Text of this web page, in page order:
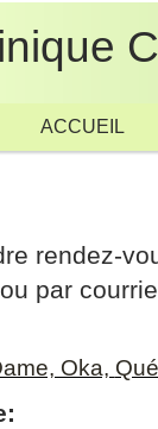
ACCUEIL
rendez-
par
Oka,